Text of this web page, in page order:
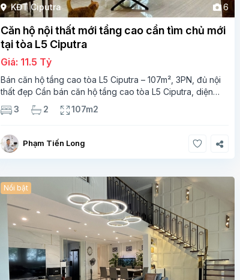
KĐT Ciputra 6
Căn hộ nội thất mới tầng cao cần tìm chủ mới
tại tòa L5 Ciputra
Giá: 11.5 Tỷ
Bán căn hộ tầng cao tòa L5 Ciputra – 107m², 3PN, đủ nội
thất đẹp Cần bán căn hộ tầng cao tòa L5 Ciputra, diện
tích 107m², thiết kế 3 phòng ngủ – 2 vệ sinh, không gian
rộng thoáng. Căn
3 2 107m2
Phạm Tiến Long
Nổi bật